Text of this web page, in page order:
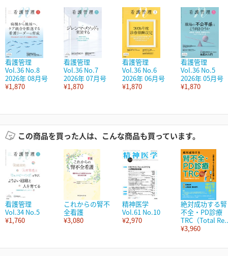
看護管理
Vol.36 No.8
2026年 08月号
¥1,870
看護管理
Vol.36 No.7
2026年 07月号
¥1,870
看護管理
Vol.36 No.6
2026年 06月号
¥1,870
看護管理
Vol.36 No.5
2026年 05月号
¥1,870
この商品を買った人は、こんな商品も買っています。
看護管理
Vol.34 No.5
¥1,760
これからの腎不
全看護
¥3,080
精神医学
Vol.61 No.10
¥2,970
絶対成功する腎
不全・PD診
TRC（Total
¥3,960